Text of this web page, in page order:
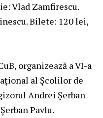
Vlad Zamfirescu.
Bilete: 120 lei,
organizează a VI-a
al Şcolilor de
Andrei Șerban
Pavlu.